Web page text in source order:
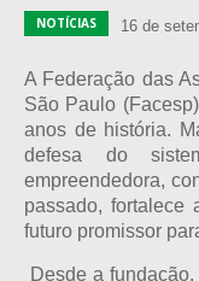
NOTÍCIAS 16 de
A Federação das
São Paulo
anos de história.
defesa do
empreendedora,
passado, fortalece
futuro promissor
Desde a